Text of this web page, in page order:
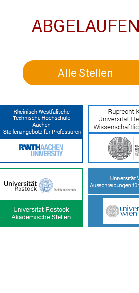
ABGELAUFEN
Alle Stellen